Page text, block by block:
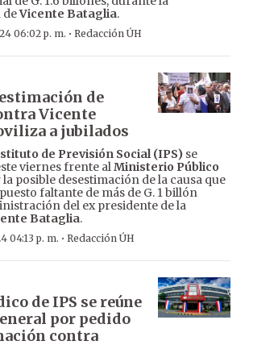
deVicente Bataglia.
06:02 p. m. · Redacción ÚH
de
Vicente
a jubilados
de Previsión Social (IPS) se
viernes frente alMinisterio Público
posible desestimación de la causa que
faltante de más de G. 1 billón
del ex presidente de la
Bataglia.
04:13 p. m. · Redacción ÚH
de IPS se reúne
por pedido
contra